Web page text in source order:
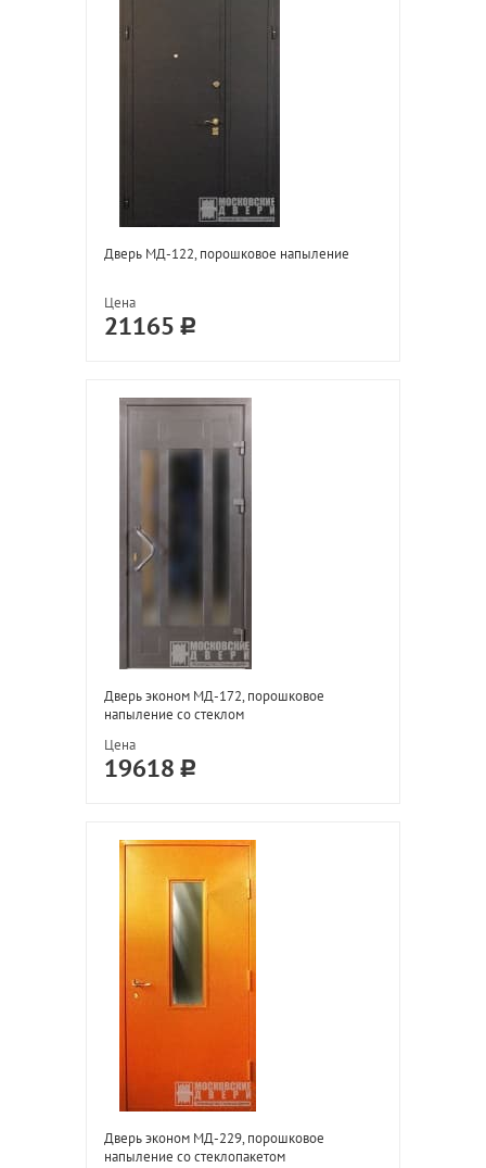
Дверь МД-122, порошковое напыление
Цена
21165
Дверь эконом МД-172, порошковое
напыление со стеклом
Цена
19618
Дверь эконом МД-229, порошковое
напыление со стеклопакетом